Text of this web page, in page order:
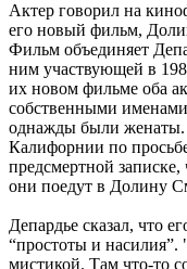
Актер говорил на
его новый фильм,
Фильм объединяет
ним участвующей в
их новом фильме оба
собственными
однажды были женаты.
Калифорнии по
предсмертной
они поедут в Долину
Депардье сказал, что
“простоты и насилия”.
мистикой. Там что-то